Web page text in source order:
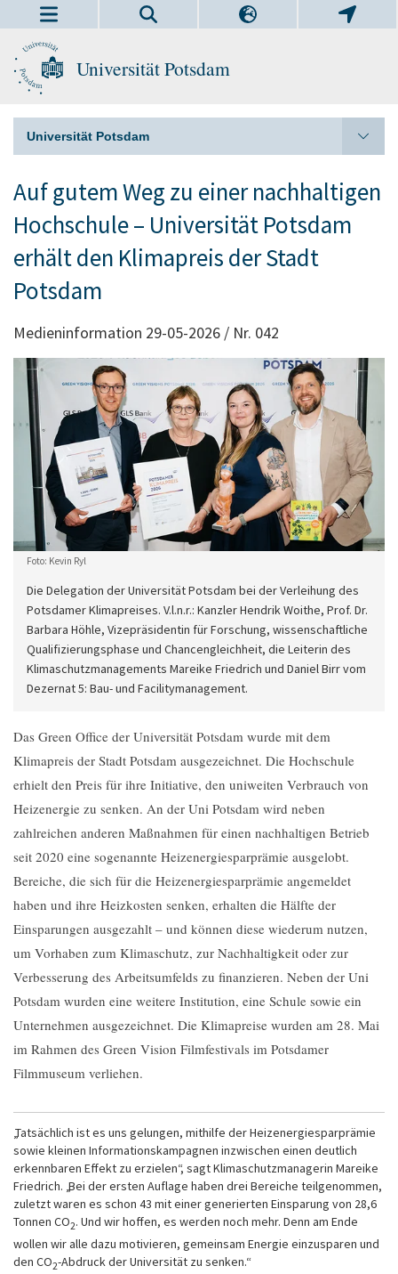
Universität Potsdam
Universität Potsdam
Auf gutem Weg zu einer nachhaltigen
Hochschule – Universität Potsdam
erhält den Klimapreis der Stadt
Potsdam
Medieninformation 29-05-2026 / Nr. 042
Foto: Kevin Ryl
Die Delegation der Universität Potsdam bei der Verleihung des
Potsdamer Klimapreises. V.l.n.r.: Kanzler Hendrik Woithe, Prof. Dr.
Barbara Höhle, Vizepräsidentin für Forschung, wissenschaftliche
Qualifizierungsphase und Chancengleichheit, die Leiterin des
Klimaschutzmanagements Mareike Friedrich und Daniel Birr vom
Dezernat 5: Bau- und Facilitymanagement.
Das Green Office der Universität Potsdam wurde mit dem
Klimapreis der Stadt Potsdam ausgezeichnet. Die Hochschule
erhielt den Preis für ihre Initiative, den uniweiten Verbrauch von
Heizenergie zu senken. An der Uni Potsdam wird neben
zahlreichen anderen Maßnahmen für einen nachhaltigen Betrieb
seit 2020 eine sogenannte Heizenergiesparprämie ausgelobt.
Bereiche, die sich für die Heizenergiesparprämie angemeldet
haben und ihre Heizkosten senken, erhalten die Hälfte der
Einsparungen ausgezahlt – und können diese wiederum nutzen,
um Vorhaben zum Klimaschutz, zur Nachhaltigkeit oder zur
Verbesserung des Arbeitsumfelds zu finanzieren. Neben der Uni
Potsdam wurden eine weitere Institution, eine Schule sowie ein
Unternehmen ausgezeichnet. Die Klimapreise wurden am 28. Mai
im Rahmen des Green Vision Filmfestivals im Potsdamer
Filmmuseum verliehen.
„Tatsächlich ist es uns gelungen, mithilfe der Heizenergiesparprämie
sowie kleinen Informationskampagnen inzwischen einen deutlich
erkennbaren Effekt zu erzielen“, sagt Klimaschutzmanagerin Mareike
Friedrich. „Bei der ersten Auflage haben drei Bereiche teilgenommen,
zuletzt waren es schon 43 mit einer generierten Einsparung von 28,6
Tonnen CO2. Und wir hoffen, es werden noch mehr. Denn am Ende
wollen wir alle dazu motivieren, gemeinsam Energie einzusparen und
den CO2-Abdruck der Universität zu senken.“